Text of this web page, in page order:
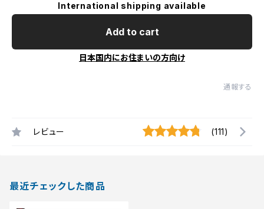
International shipping available
Add to cart
日本国内にお住まいの方向け
通報する
レビュー (111)
最近チェックした商品